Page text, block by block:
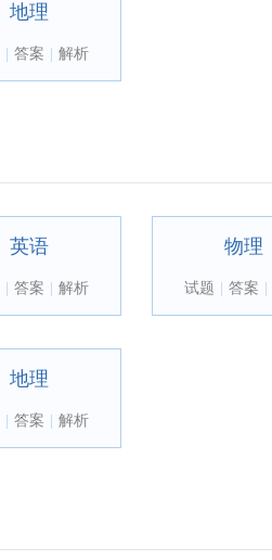
地理
答案 解析
英语
答案 解析
物理
试题 答案
地理
答案 解析